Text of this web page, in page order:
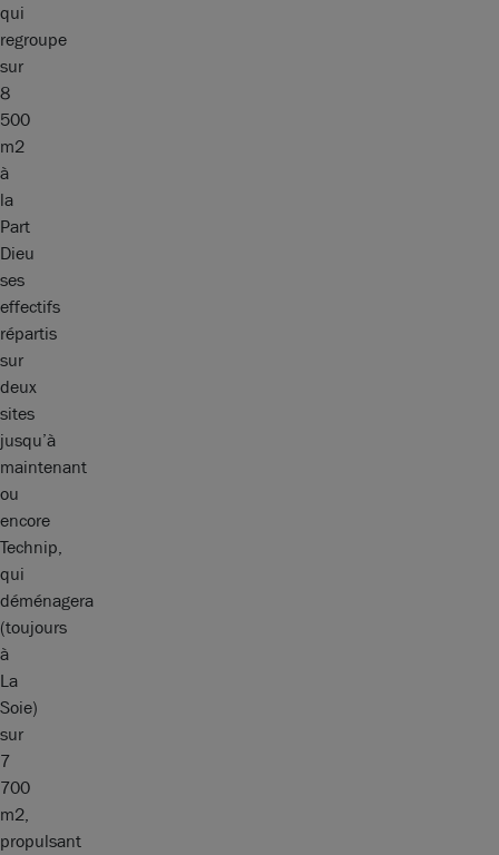
qui
regroupe
sur
8
500
m2
à
la
Part
Dieu
ses
effectifs
répartis
sur
deux
sites
jusqu’à
maintenant
ou
encore
Technip,
qui
déménagera
(toujours
à
La
Soie)
sur
7
700
m2,
propulsant